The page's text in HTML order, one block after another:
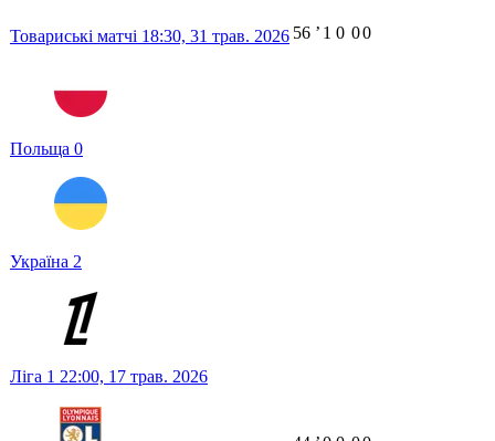
Товариські матчі 18:30, 31 трав. 2026
Польща 0
Україна 2
56 ʼ 1 0 00
Ліга 1 22:00, 17 трав. 2026